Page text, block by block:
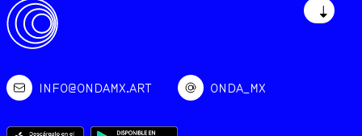
↓
INFO@ONDAMX.ART ONDA_MX